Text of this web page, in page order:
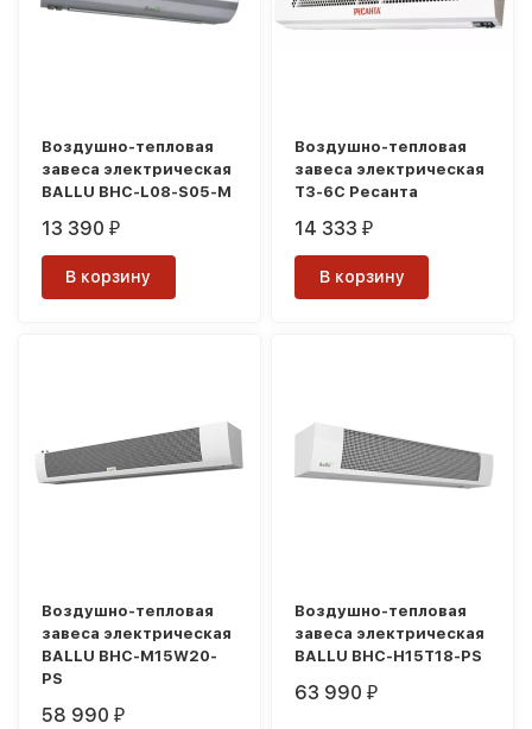
Воздушно-тепловая
завеса электрическая
BALLU BHC-L08-S05-M
13 390₽
В корзину
Воздушно-тепловая
завеса электрическая
ТЗ-6С Ресанта
14 333₽
В корзину
Воздушно-тепловая
завеса электрическая
BALLU BHC-M15W20-
PS
58 990₽
Воздушно-тепловая
завеса электрическая
BALLU BHC-H15T18-PS
63 990₽